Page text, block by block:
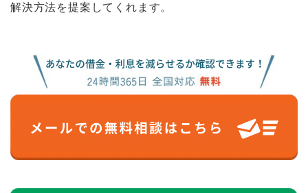
解決方法を提案してくれます。